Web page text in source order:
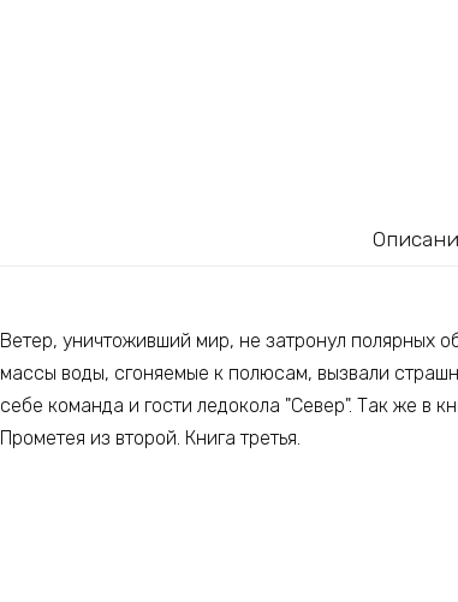
Ветер, уничтоживший мир, не затронул полярных
массы воды, сгоняемые к полюсам, вызвали
себе команда и гости ледокола "Север". Так же в
Прометея из второй. Книга третья.